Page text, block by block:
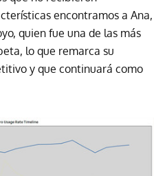
encontramos a Ana,
quien fue una de las más
lo que remarca su
y que continuará como